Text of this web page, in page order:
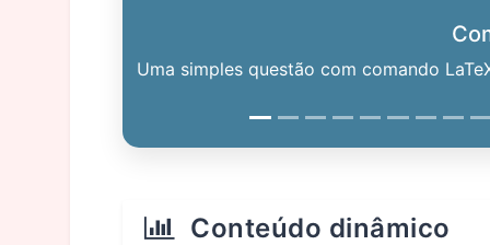
Uma simples questão com comando
Conteúdo dinâmico